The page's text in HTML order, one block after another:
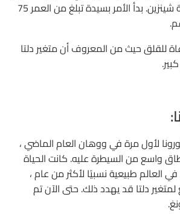
التكنولوجيا في مدينة شينزين. بدأ الأمر بسيدة تبلغ من العمر 75
للقلق حيث من المعروف أن متغير دلتا
لأول مرة في ووهان العام الماضي ،
واسع من السيطرة عليه. كانت الحياة
العالم طبيعية نسبيًا لأكثر من عام ،
لمتغير دلتا قد يهدد ذلك. حتى الآن تم